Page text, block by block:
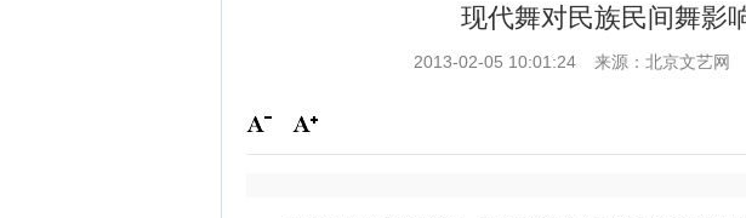
现代舞对民族民间舞影
2013-02-05 10:01:24 来源：北京文艺网